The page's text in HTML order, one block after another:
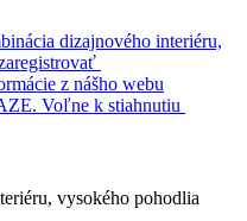
dizajnového interiéru,
z nášho webu
Voľne k stiahnutiu
vysokého pohodlia